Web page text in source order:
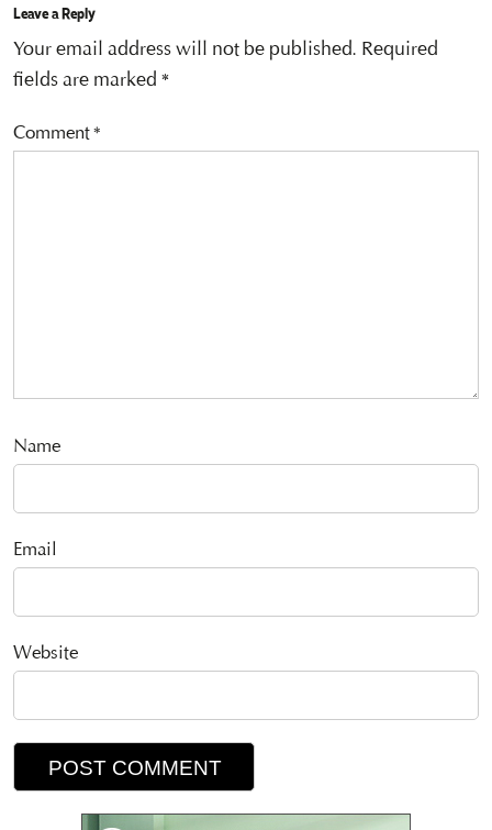
Leave a Reply
Your email address will not be published. Required
fields are marked *
Comment*
Name
Email
Website